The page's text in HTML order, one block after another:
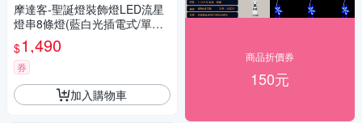
摩達客-聖誕燈裝飾燈LED流星
燈串8條燈(藍白光插電式/單燈
長50cm) 本島免運費
$1,490
券
加入購物車
商品折價券
150元